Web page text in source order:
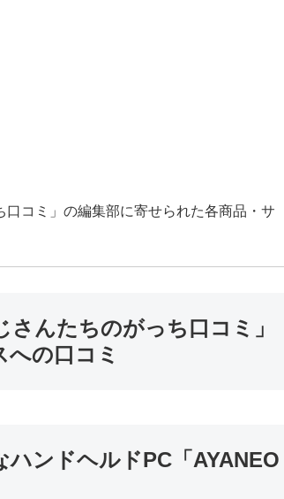
コミ」の編集部に寄せられた各商品・サ
んたちのがっち口コミ」
の口コミ
ンドヘルドPC「AYANEO